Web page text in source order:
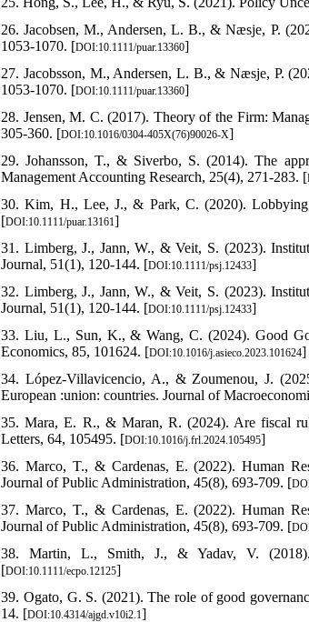
26. Jacobsen, M., Andersen, L. B., & Næsje, P.
1053-1070. [DOI:10.1111/puar.13360]
27. Jacobsson, M., Andersen, L. B., & Næsje, P.
1053-1070. [DOI:10.1111/puar.13360]
28. Jensen, M. C. (2017). Theory of the Firm:
305-360. [DOI:10.1016/0304-405X(76)90026-X]
29. Johansson, T., & Siverbo, S. (2014). The
Management Accounting Research, 25(4), 271-283. [
30. Kim, H., Lee, J., & Park, C. (2020).
[DOI:10.1111/puar.13161]
31. Limberg, J., Jann, W., & Veit, S. (2023).
Journal, 51(1), 120-144. [DOI:10.1111/psj.12433]
32. Limberg, J., Jann, W., & Veit, S. (2023).
Journal, 51(1), 120-144. [DOI:10.1111/psj.12433]
33. Liu, L., Sun, K., & Wang, C. (2024). Good
Economics, 85, 101624. [DOI:10.1016/j.asieco.2023.101624]
34. López-Villavicencio, A., & Zoumenou, J.
European :union: countries. Journal of
35. Mara, E. R., & Maran, R. (2024). Are fiscal
Letters, 64, 105495. [DOI:10.1016/j.frl.2024.105495]
36. Marco, T., & Cardenas, E. (2022). Human
Journal of Public Administration, 45(8), 693-709. [
37. Marco, T., & Cardenas, E. (2022). Human
Journal of Public Administration, 45(8), 693-709. [
38. Martin, L., Smith, J., & Yadav, V.
[DOI:10.1111/ecpo.12125]
39. Ogato, G. S. (2021). The role of good
14. [DOI:10.4314/ajgd.v10i2.1]